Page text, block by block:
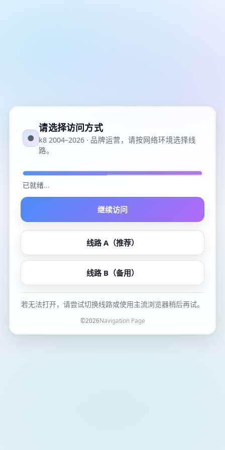
●
请选择访问方式
k8 2004–2026 · 品牌运营，请按网络环境选择线
路。
已就绪...
继续访问
线路 A（推荐）
线路 B（备用）
若无法打开，请尝试切换线路或使用主流浏览器稍后再试。
©2026Navigation Page